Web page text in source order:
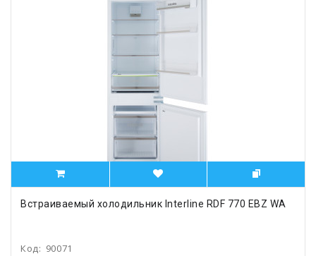
Встраиваемый холодильник Interline RDF 770 EBZ WA
Код: 90071